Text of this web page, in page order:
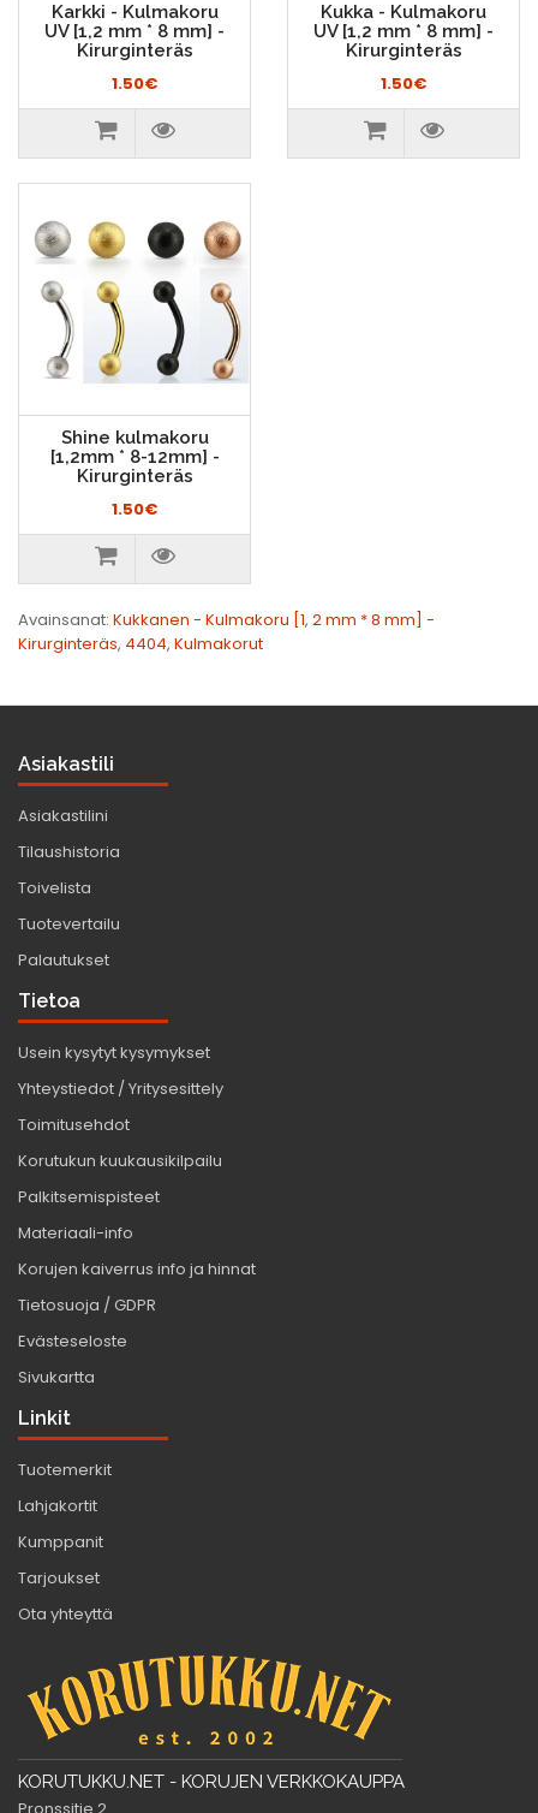
Karkki - Kulmakoru
UV [1,2 mm * 8 mm] -
Kirurginteräs
1.50€
Kukka - Kulmakoru
UV [1,2 mm * 8 mm] -
Kirurginteräs
1.50€
Shine kulmakoru
[1,2mm * 8-12mm] -
Kirurginteräs
1.50€
Avainsanat: Kukkanen - Kulmakoru [1, 2 mm * 8 mm] -
Kirurginteräs, 4404, Kulmakorut
Asiakastili
Asiakastilini
Tilaushistoria
Toivelista
Tuotevertailu
Palautukset
Tietoa
Usein kysytyt kysymykset
Yhteystiedot / Yritysesittely
Toimitusehdot
Korutukun kuukausikilpailu
Palkitsemispisteet
Materiaali-info
Korujen kaiverrus info ja hinnat
Tietosuoja / GDPR
Evästeseloste
Sivukartta
Linkit
Tuotemerkit
Lahjakortit
Kumppanit
Tarjoukset
Ota yhteyttä
KORUTUKKU.NET - KORUJEN VERKKOKAUPPA